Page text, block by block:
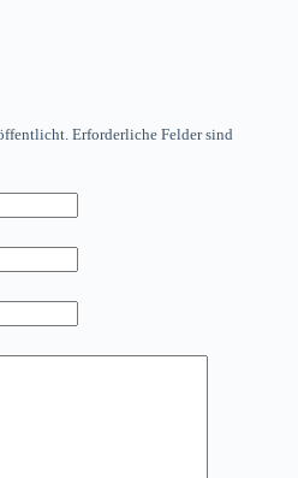
Erforderliche Felder sind